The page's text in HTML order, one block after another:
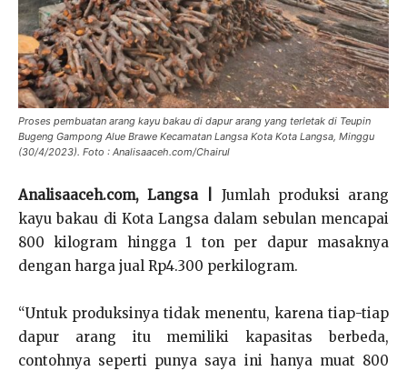
Proses pembuatan arang kayu bakau di dapur arang yang terletak di Teupin
Bugeng Gampong Alue Brawe Kecamatan Langsa Kota Kota Langsa, Minggu
(30/4/2023). Foto : Analisaaceh.com/Chairul
Analisaaceh.com, Langsa |
Jumlah produksi arang
kayu bakau di Kota Langsa dalam sebulan mencapai
800 kilogram hingga 1 ton per dapur masaknya
dengan harga jual Rp4.300 perkilogram.
“Untuk produksinya tidak menentu, karena tiap-tiap
dapur arang itu memiliki kapasitas berbeda,
contohnya seperti punya saya ini hanya muat 800